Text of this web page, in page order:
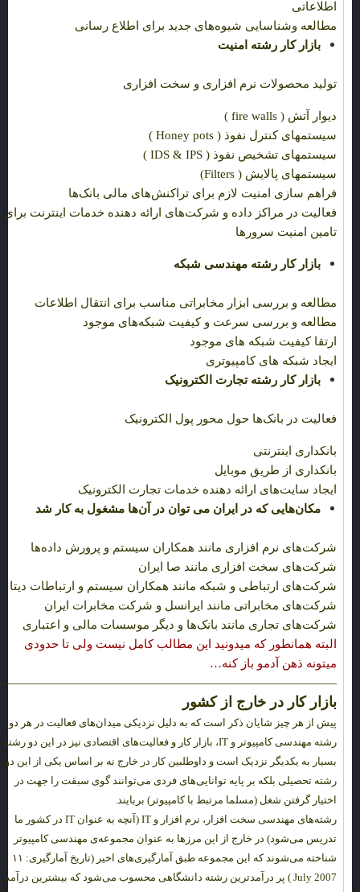
اطلاعاتی
مطالعه وشناسایی شیوه‌های جدید برای اطلاع رسانی
بازار کار رشته امنیت
تولید محصولات نرم افزاری و سخت افزاری
دیوار آتش ( fire walls
)
سیستمهای کنترل نفوذ ( Honey pots
)
سیستمهای تشخیص نفوذ ( IDS & IPS
)
سیستمهای پالایش ( Filters
)
فراهم سازی امنیت لازم برای تراکنش‌های مالی بانک‌ها
فعالیت در مراکز داده و شرکت‌های ارائه دهنده خدمات اینترنت برای
تامین امنیت سرورها
بازار کار رشته مهندسی شبکه
مطالعه و بررسی ابزار مخابراتی مناسب برای انتقال اطلاعات
مطالعه و بررسی سرعت و کیفیت شبکه‌های موجود
ارتقا کیفیت شبکه های موجود
ایجاد شبکه های کامپیوتری
بازار کار رشته تجارت الکترونیک
فعالیت در بانک‌ها حول محور پول الکترونیک
بانکداری اینترنتی
بانکداری از طریق موبایل
ایجاد سایت‌های ارائه دهنده خدمات تجارت الکترونیک
مکان‌هایی که در ایران می توان در آن‌ها مشغول به کار شد
شرکت‌های نرم افزاری مانند همکاران سیستم و پرورش داده‌ها
شرکت‌های سخت افزاری مانند صا ایران
شرکت‌های ارتباطی و شبکه مانند همکاران سیستم و ارتباطات دیتا
شرکت‌های مخابراتی مانند ایرانسل و شرکت مخابرات ایران
شرکت‌های تجاری مانند بانک‌ها و دیگر موسسات مالی و اعتباری
البته همانطور که میدونید این مطالب کامل نیست ولی تا حدودی
میتونه ذهن آدمو باز کنه…
بازار کار در خارج از کشور
پیش از هر چیز شایان ذکر است که به دلیل نزدیکی میدان‌های فعالیت در هر دو
رشته مهندسی کامپیوتر و IT، بازار کار و فعالیت‌های اقتصادی نیز در این دو رشته
بسیار به یکدیگر نزدیک است و داوطلبین کار در خارج نه بر اساس یکی از این دو
رشته تحصیلی بلکه بر پایه توانایی‌های فردی می‌توانند گوی سبقت را جهت در
اختیار گرفتن شغل (مسلما مرتبط با کامپیوتر) بربایند.
رشته‌های مهندسی سخت افزار، نرم افزار و IT (آنچه به عنوان IT در کشور ما
تدریس می‌شود) در خارج از این مرزها به عنوان مجموعه‌ی مهندسی کامپیوتر
شناخته می‌شوند که این مجموعه طبق آمارگیری‌های اخیر (تاریخ آمارگیری: ۱۱
July 2007 ) پر درآمدترین رشته دانشگاهی محسوب می‌شود که بیشترین درآمد